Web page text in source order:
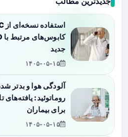
جدید
۱۴۰۵-۰۵-۱۵
آلودگی هوا و بدتر
روماتوئید: یافته‌های
برای بیماران
۱۴۰۵-۰۵-۱۵